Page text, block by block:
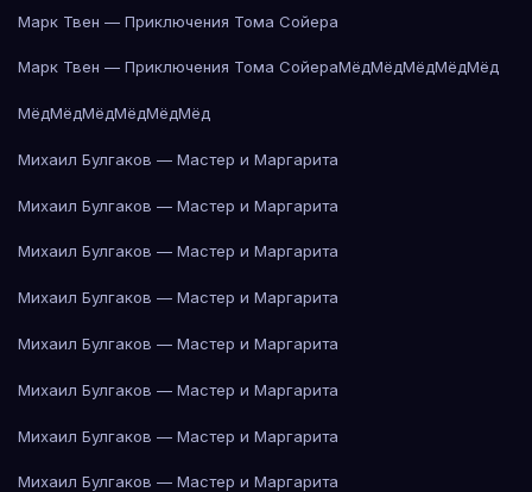
Марк Твен — Приключения Тома Сойера
Марк Твен — Приключения Тома СойераМёдМёдМёдМёдМёд
МёдМёдМёдМёдМёдМёд
Михаил Булгаков — Мастер и Маргарита
Михаил Булгаков — Мастер и Маргарита
Михаил Булгаков — Мастер и Маргарита
Михаил Булгаков — Мастер и Маргарита
Михаил Булгаков — Мастер и Маргарита
Михаил Булгаков — Мастер и Маргарита
Михаил Булгаков — Мастер и Маргарита
Михаил Булгаков — Мастер и Маргарита